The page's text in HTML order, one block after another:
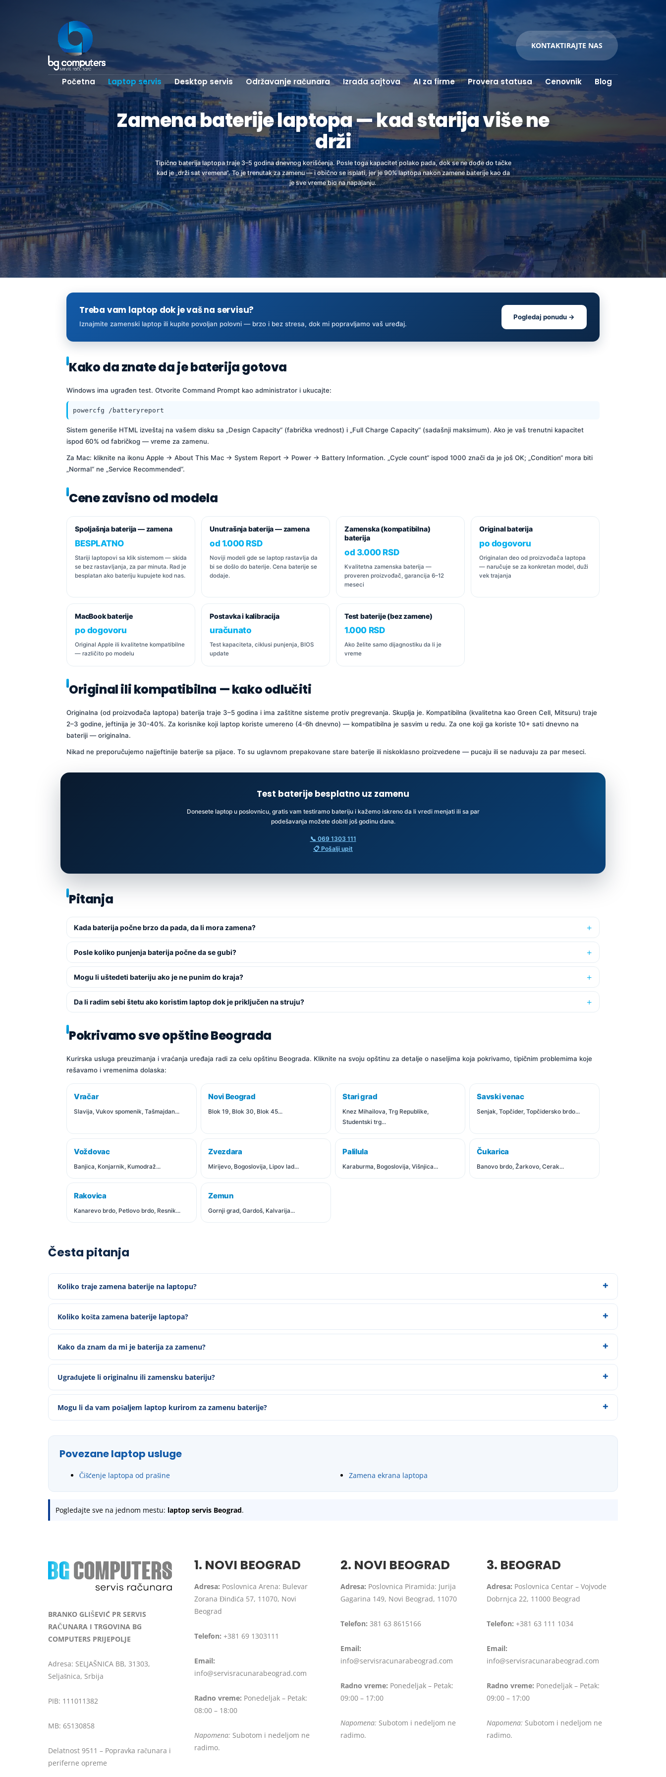
Početna Laptop servis Desktop servis Održavanje računara Izrada sajtova AI za firme Provera statusa Cenovnik Blog
KONTAKTIRAJTE NAS
Zamena baterije laptopa — kad starija više ne
drži
Tipično baterija laptopa traje 3–5 godina dnevnog korišćenja. Posle toga kapacitet polako pada, dok se ne dođe do tačke
kad je „drži sat vremena“. To je trenutak za zamenu — i obično se isplati, jer je 90% laptopa nakon zamene baterije kao da
je sve vreme bio na napajanju.
Treba vam laptop dok je vaš na servisu?
Iznajmite zamenski laptop ili kupite povoljan polovni — brzo i bez stresa, dok mi popravljamo vaš uređaj.
Pogledaj ponudu →
Kako da znate da je baterija gotova
Windows ima ugrađen test. Otvorite Command Prompt kao administrator i ukucajte:
powercfg /batteryreport
Sistem generiše HTML izveštaj na vašem disku sa „Design Capacity“ (fabrička vrednost) i „Full Charge Capacity“ (sadašnji maksimum). Ako je vaš trenutni kapacitet
ispod 60% od fabričkog — vreme za zamenu.
Za Mac: kliknite na ikonu Apple → About This Mac → System Report → Power → Battery Information. „Cycle count“ ispod 1000 znači da je još OK; „Condition“ mora biti
„Normal“ ne „Service Recommended“.
Cene zavisno od modela
Spoljašnja baterija — zamena
BESPLATNO
Stariji laptopovi sa klik sistemom — skida
se bez rastavljanja, za par minuta. Rad je
besplatan ako bateriju kupujete kod nas.
Unutrašnja baterija — zamena
od 1.000 RSD
Noviji modeli gde se laptop rastavlja da
bi se došlo do baterije. Cena baterije se
dodaje.
Zamenska (kompatibilna)
baterija
od 3.000 RSD
Kvalitetna zamenska baterija —
proveren proizvođač, garancija 6–12
meseci
Original baterija
po dogovoru
Originalan deo od proizvođača laptopa
— naručuje se za konkretan model, duži
vek trajanja
MacBook baterije
po dogovoru
Original Apple ili kvalitetne kompatibilne
— različito po modelu
Postavka i kalibracija
uračunato
Test kapaciteta, ciklusi punjenja, BIOS
update
Test baterije (bez zamene)
1.000 RSD
Ako želite samo dijagnostiku da li je
vreme
Original ili kompatibilna — kako odlučiti
Originalna (od proizvođača laptopa) baterija traje 3–5 godina i ima zaštitne sisteme protiv pregrevanja. Skuplja je. Kompatibilna (kvalitetna kao Green Cell, Mitsuru) traje
2–3 godine, jeftinija je 30-40%. Za korisnike koji laptop koriste umereno (4-6h dnevno) — kompatibilna je sasvim u redu. Za one koji ga koriste 10+ sati dnevno na
bateriji — originalna.
Nikad ne preporučujemo najjeftinije baterije sa pijace. To su uglavnom prepakovane stare baterije ili niskoklasno proizvedene — pucaju ili se naduvaju za par meseci.
Test baterije besplatno uz zamenu
Donesete laptop u poslovnicu, gratis vam testiramo bateriju i kažemo iskreno da li vredi menjati ili sa par
podešavanja možete dobiti još godinu dana.
📞 069 1303 111
📋 Pošalji upit
Pitanja
Kada baterija počne brzo da pada, da li mora zamena?
Posle koliko punjenja baterija počne da se gubi?
Mogu li uštedeti bateriju ako je ne punim do kraja?
Da li radim sebi štetu ako koristim laptop dok je priključen na struju?
Pokrivamo sve opštine Beograda
Kurirska usluga preuzimanja i vraćanja uređaja radi za celu opštinu Beograda. Kliknite na svoju opštinu za detalje o naseljima koja pokrivamo, tipičnim problemima koje
rešavamo i vremenima dolaska:
Vračar
Slavija, Vukov spomenik, Tašmajdan...
Novi Beograd
Blok 19, Blok 30, Blok 45...
Stari grad
Knez Mihailova, Trg Republike,
Studentski trg...
Savski venac
Senjak, Topčider, Topčidersko brdo...
Voždovac
Banjica, Konjarnik, Kumodraž...
Zvezdara
Mirijevo, Bogoslovija, Lipov lad...
Palilula
Karaburma, Bogoslovija, Višnjica...
Čukarica
Banovo brdo, Žarkovo, Cerak...
Rakovica
Kanarevo brdo, Petlovo brdo, Resnik...
Zemun
Gornji grad, Gardoš, Kalvarija...
Česta pitanja
Koliko traje zamena baterije na laptopu?
Koliko košta zamena baterije laptopa?
Kako da znam da mi je baterija za zamenu?
Ugrađujete li originalnu ili zamensku bateriju?
Mogu li da vam pošaljem laptop kurirom za zamenu baterije?
Povezane laptop usluge
Čišćenje laptopa od prašine Zamena ekrana laptopa
Pogledajte sve na jednom mestu: laptop servis Beograd.
BRANKO GLIŠEVIĆ PR SERVIS
RAČUNARA I TRGOVINA BG
COMPUTERS PRIJEPOLJE
Adresa: SELJAŠNICA BB, 31303,
Seljašnica, Srbija
PIB: 111011382
MB: 65130858
Delatnost 9511 – Popravka računara i
periferne opreme
1. NOVI BEOGRAD
Adresa: Poslovnica Arena: Bulevar
Zorana Đinđića 57, 11070, Novi
Beograd
Telefon: +381 69 1303111
Email:
info@servisracunarabeograd.com
Radno vreme: Ponedeljak – Petak:
08:00 – 18:00
Napomena: Subotom i nedeljom ne
radimo.
2. NOVI BEOGRAD
Adresa: Poslovnica Piramida: Jurija
Gagarina 149, Novi Beograd, 11070
Telefon: 381 63 8615166
Email:
info@servisracunarabeograd.com
Radno vreme: Ponedeljak – Petak:
09:00 – 17:00
Napomena: Subotom i nedeljom ne
radimo.
3. BEOGRAD
Adresa: Poslovnica Centar – Vojvode
Dobrnjca 22, 11000 Beograd
Telefon: +381 63 111 1034
Email:
info@servisracunarabeograd.com
Radno vreme: Ponedeljak – Petak:
09:00 – 17:00
Napomena: Subotom i nedeljom ne
radimo.